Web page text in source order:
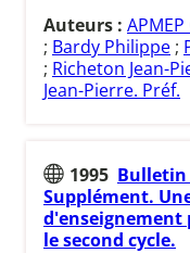
Auteurs :
; Bardy Philippe ;
; Richeton Jean-
Jean-Pierre. Préf.
1995 Bulletin
Supplément.
d'enseignement
le second cycle.